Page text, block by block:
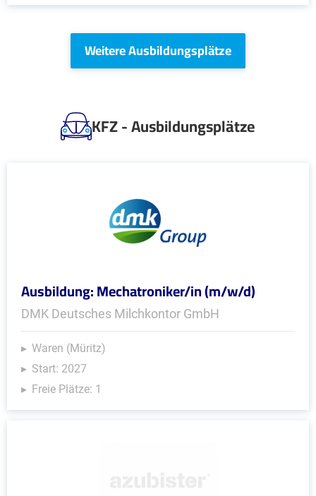
Weitere Ausbildungsplätze
KFZ - Ausbildungsplätze
Ausbildung: Mechatroniker/in (m/w/d)
DMK Deutsches Milchkontor GmbH
Waren (Müritz)
Start: 2027
Freie Plätze: 1